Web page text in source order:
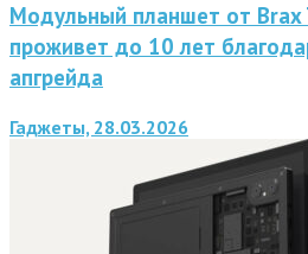
Модульный планшет от Brax
проживет до 10 лет
апгрейда
Гаджеты, 28.03.2026